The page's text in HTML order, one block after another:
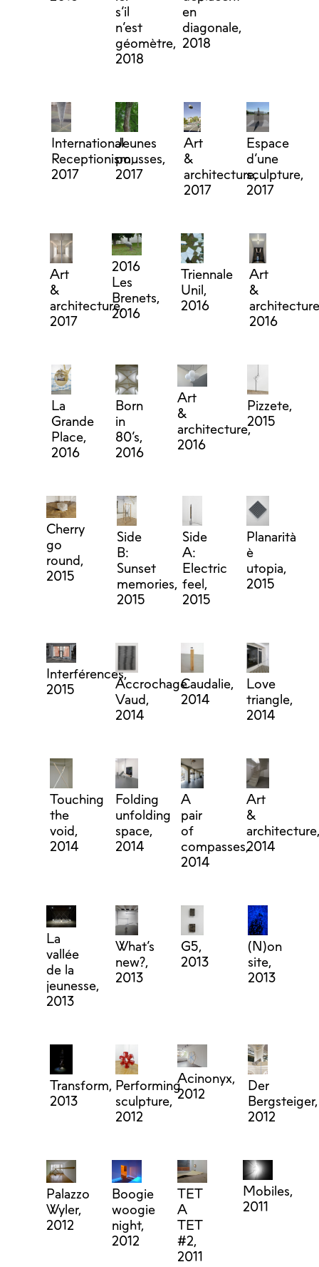
s’il
n’est
géomètre,
2018
en
diagonale,
2018
International
Receptionism,
2017
Jeunes
pousses,
2017
Art
&
architecture,
2017
Espace
d’une
sculpture,
2017
Art
&
architecture,
2017
2016
Les
Brenets,
2016
Triennale
Unil,
2016
Art
&
2016
La
Grande
Place,
2016
Born
in
80’s,
2016
Art
&
architecture,
2016
Pizzete,
2015
Cherry
go
round,
2015
Side
B:
Sunset
memories,
2015
Side
A:
Electric
feel,
2015
Planarità
è
utopia,
2015
Interférences,
2015
Accrochage
Vaud,
2014
Caudalie,
2014
Love
triangle,
2014
Touching
the
void,
2014
Folding
unfolding
space,
2014
A
pair
of
compasses,
2014
Art
&
2014
La
vallée
de la
jeunesse,
2013
What’s
new?,
2013
G5,
2013
(N)on
site,
2013
Transform,
2013
Performing
sculpture,
2012
Acinonyx,
2012
Der
Bergsteiger,
2012
Palazzo
Wyler,
2012
Boogie
woogie
night,
2012
TET
A
TET
#2,
2011
Mobiles,
2011